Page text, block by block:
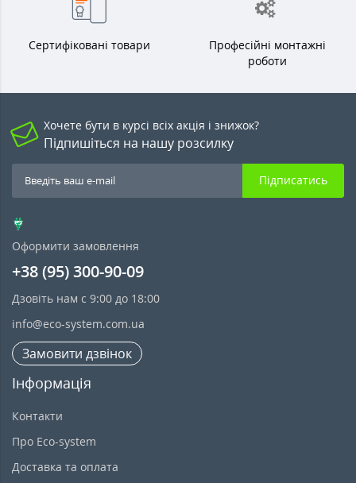
Сертифіковані товари
Професійні монтажні
роботи
Хочете бути в курсі всіх акція і знижок?
Підпишіться на нашу розсилку
Підписатись
Оформити замовлення
+38 (95) 300-90-09
Дзовіть нам с 9:00 до 18:00
info@eco-system.com.ua
Замовити дзвінок
Інформація
Контакти
Про Eco-system
Доставка та оплата